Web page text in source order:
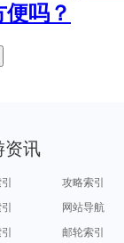
便吗？
资讯
攻略索引
网站导航
邮轮索引